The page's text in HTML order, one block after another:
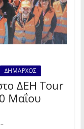
ΔΗΜΑΡΧΟΣ
ΔΕΗ Tour
Μαΐου